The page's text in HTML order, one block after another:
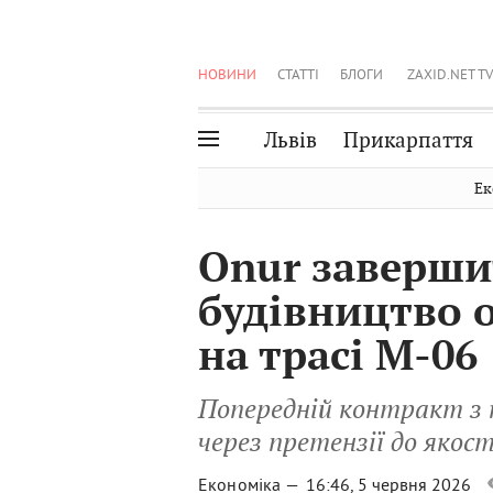
НОВИНИ СТАТТІ БЛОГИ ZAXID.NET TV
Львів Прикарпаття
Волинь
Закарпаття
Чернівці
Onur
будівництво
на трасі М-06
Попередній контракт з
через претензії до
Економіка — 16:46, 5 червня 2026